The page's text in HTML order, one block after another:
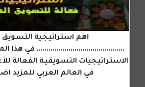
اهم استراتيجية التسويق
............................................ في هذا
الاستراتيجيات التسويقيـة الفعالة
في العالم العربي للمزيد